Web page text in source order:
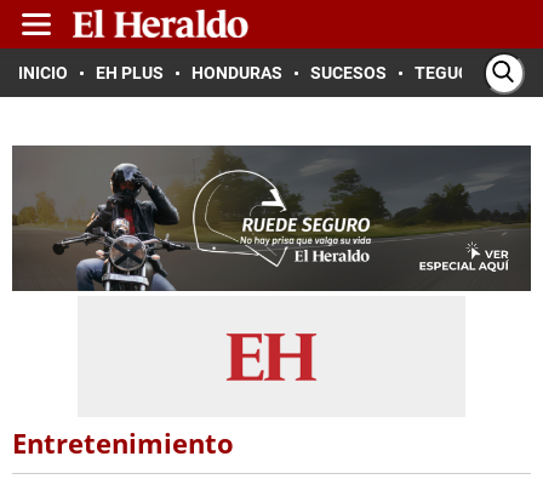
INICIO EH PLUS HONDURAS SUCESOS TEGUCIGALPA
Entretenimiento